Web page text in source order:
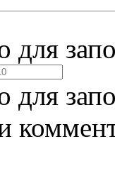
для
для